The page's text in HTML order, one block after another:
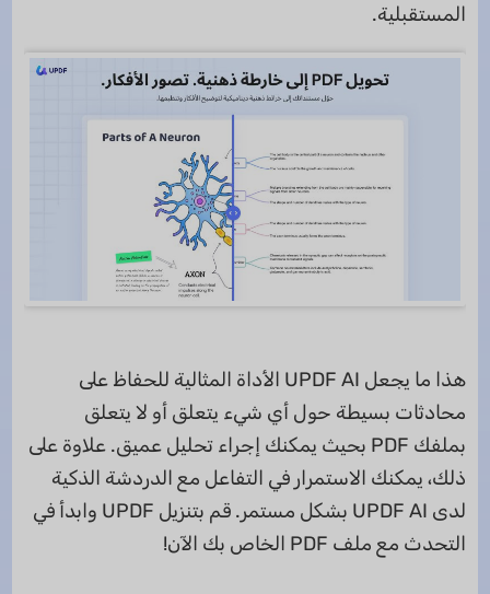
المستقبلية.
هذا ما يجعل UPDF AI الأداة المثالية للحفاظ على
محادثات بسيطة حول أي شيء يتعلق أو لا يتعلق
بملفك PDF بحيث يمكنك إجراء تحليل عميق. علاوة على
ذلك، يمكنك الاستمرار في التفاعل مع الدردشة الذكية
لدى UPDF AI بشكل مستمر. قم بتنزيل UPDF وابدأ في
التحدث مع ملف PDF الخاص بك الآن!